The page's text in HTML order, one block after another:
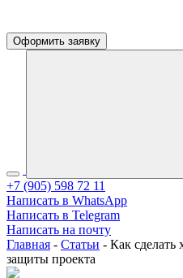
Оформить заявку
+7 (905) 598 72 11
Написать в WhatsApp
Написать в Telegram
Написать на почту
Главная - Статьи - Как
защиты проекта